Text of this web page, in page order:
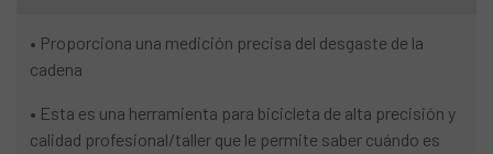
• Proporciona una medición precisa del desgaste de la
cadena
• Esta es una herramienta para bicicleta de alta precisión y
calidad profesional/taller que le permite saber cuándo es